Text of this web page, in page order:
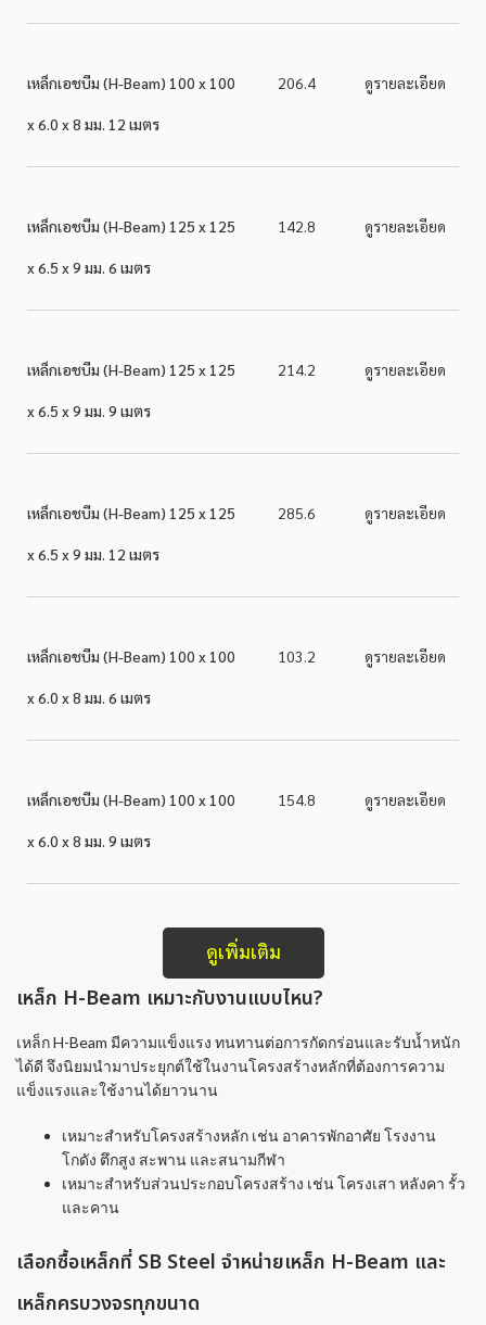
เหล็กเอชบีม (H-Beam) 100 x 100
x 6.0 x 8 มม. 12 เมตร
206.4 ดูรายละเอียด
เหล็กเอชบีม (H-Beam) 125 x 125
x 6.5 x 9 มม. 6 เมตร
142.8 ดูรายละเอียด
เหล็กเอชบีม (H-Beam) 125 x 125
x 6.5 x 9 มม. 9 เมตร
214.2 ดูรายละเอียด
เหล็กเอชบีม (H-Beam) 125 x 125
x 6.5 x 9 มม. 12 เมตร
285.6 ดูรายละเอียด
เหล็กเอชบีม (H-Beam) 100 x 100
x 6.0 x 8 มม. 6 เมตร
103.2 ดูรายละเอียด
เหล็กเอชบีม (H-Beam) 100 x 100
x 6.0 x 8 มม. 9 เมตร
154.8 ดูรายละเอียด
ดูเพิ่มเติม
เหล็ก H-Beam เหมาะกับงานแบบไหน?
เหล็ก H-Beam มีความแข็งแรง ทนทานต่อการกัดกร่อนและรับน้ำหนัก
ได้ดี จึงนิยมนำมาประยุกต์ใช้ในงานโครงสร้างหลักที่ต้องการความ
แข็งแรงและใช้งานได้ยาวนาน
เหมาะสำหรับโครงสร้างหลัก เช่น อาคารพักอาศัย โรงงาน
โกดัง ตึกสูง สะพาน และสนามกีฬา
เหมาะสำหรับส่วนประกอบโครงสร้าง เช่น โครงเสา หลังคา รั้ว
และคาน
เลือกซื้อเหล็กที่ SB Steel จำหน่ายเหล็ก H-Beam และ
เหล็กครบวงจรทุกขนาด